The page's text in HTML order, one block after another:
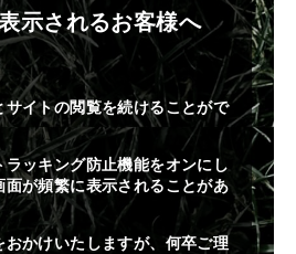
示されるお客様へ
サイトの閲覧を続けることがで
ッキング防止機能をオンにし
面が頻繁に表示されることがあ
おかけいたしますが、何卒ご理